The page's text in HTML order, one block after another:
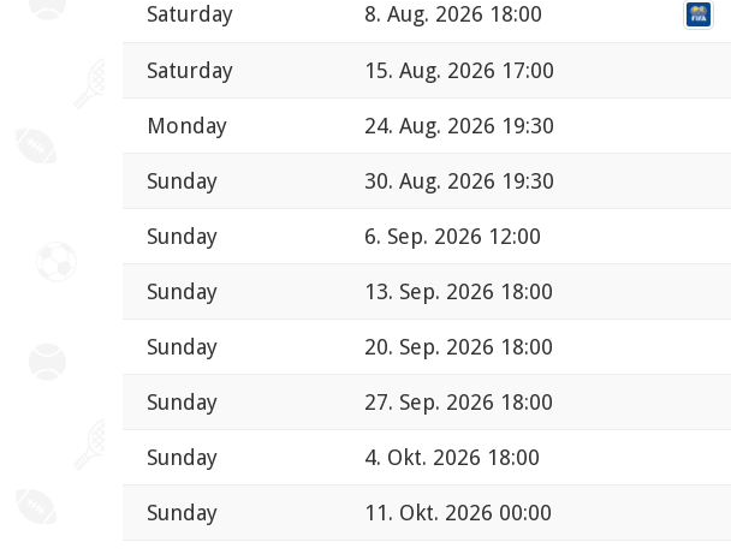
Saturday 8. Aug. 2026 18:00
Saturday 15. Aug. 2026 17:00
Monday 24. Aug. 2026 19:30
Sunday 30. Aug. 2026 19:30
Sunday 6. Sep. 2026 12:00
Sunday 13. Sep. 2026 18:00
Sunday 20. Sep. 2026 18:00
Sunday 27. Sep. 2026 18:00
Sunday 4. Okt. 2026 18:00
Sunday 11. Okt. 2026 00:00